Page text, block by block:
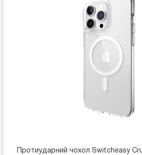
Протиударний чохол Switcheasy